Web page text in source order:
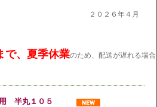
２０２６年４月
で、夏季休業のため、配送が遅れる場合
用 半丸１０５